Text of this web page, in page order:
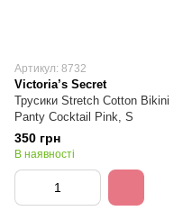
Артикул: 8732
Victoria’s Secret
Трусики Stretch Cotton Bikini
Panty Cocktail Pink, S
350 грн
В наявності